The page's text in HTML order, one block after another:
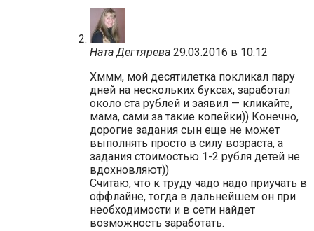
Ната Дегтярева 29.03.2016 в 10:12
Хммм, мой десятилетка покликал пару
дней на нескольких буксах, заработал
около ста рублей и заявил — кликайте,
мама, сами за такие копейки)) Конечно,
дорогие задания сын еще не может
выполнять просто в силу возраста, а
задания стоимостью 1-2 рубля детей не
вдохновляют))
Считаю, что к труду чадо надо приучать в
оффлайне, тогда в дальнейшем он при
необходимости и в сети найдет
возможность заработать.